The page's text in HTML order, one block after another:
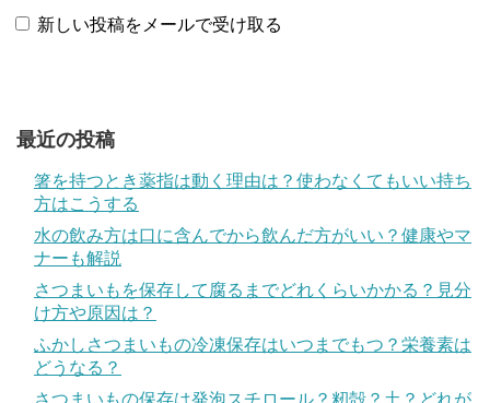
新しい投稿をメールで受け取る
最近の投稿
箸を持つとき薬指は動く理由は？使わなくてもいい持ち
方はこうする
水の飲み方は口に含んでから飲んだ方がいい？健康やマ
ナーも解説
さつまいもを保存して腐るまでどれくらいかかる？見分
け方や原因は？
ふかしさつまいもの冷凍保存はいつまでもつ？栄養素は
どうなる？
さつまいもの保存は発泡スチロール？籾殻？土？どれが